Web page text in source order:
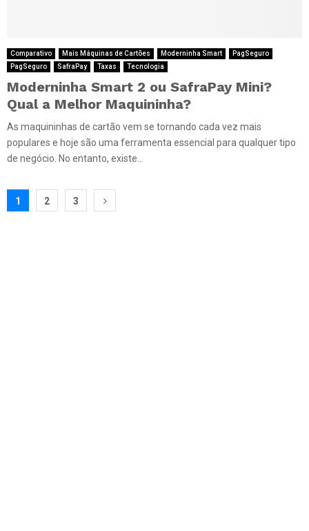
Comparativo Mais Máquinas de Cartões Moderninha Smart
PagSeguro
PagSeguro
SafraPay Taxas Tecnologia
Moderninha Smart 2 ou SafraPay Mini?
Qual a Melhor Maquininha?
As maquininhas de cartão vem se tornando cada vez mais
populares e hoje são uma ferramenta essencial para qualquer tipo
de negócio. No entanto, existe...
Paginação
1 2 3